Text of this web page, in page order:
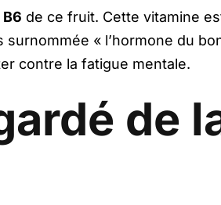
de ce fruit. Cette vitamine
« l’hormone du
contre la fatigue mentale.
de